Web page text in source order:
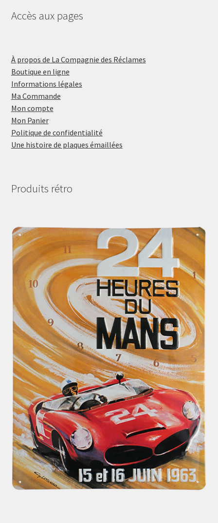
Accès aux pages
À propos de La Compagnie des Réclames
Boutique en ligne
Informations légales
Ma Commande
Mon compte
Mon Panier
Politique de confidentialité
Une histoire de plaques émaillées
Produits rétro